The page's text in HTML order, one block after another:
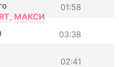
01:58
, МАКСИ
03:38
02:41